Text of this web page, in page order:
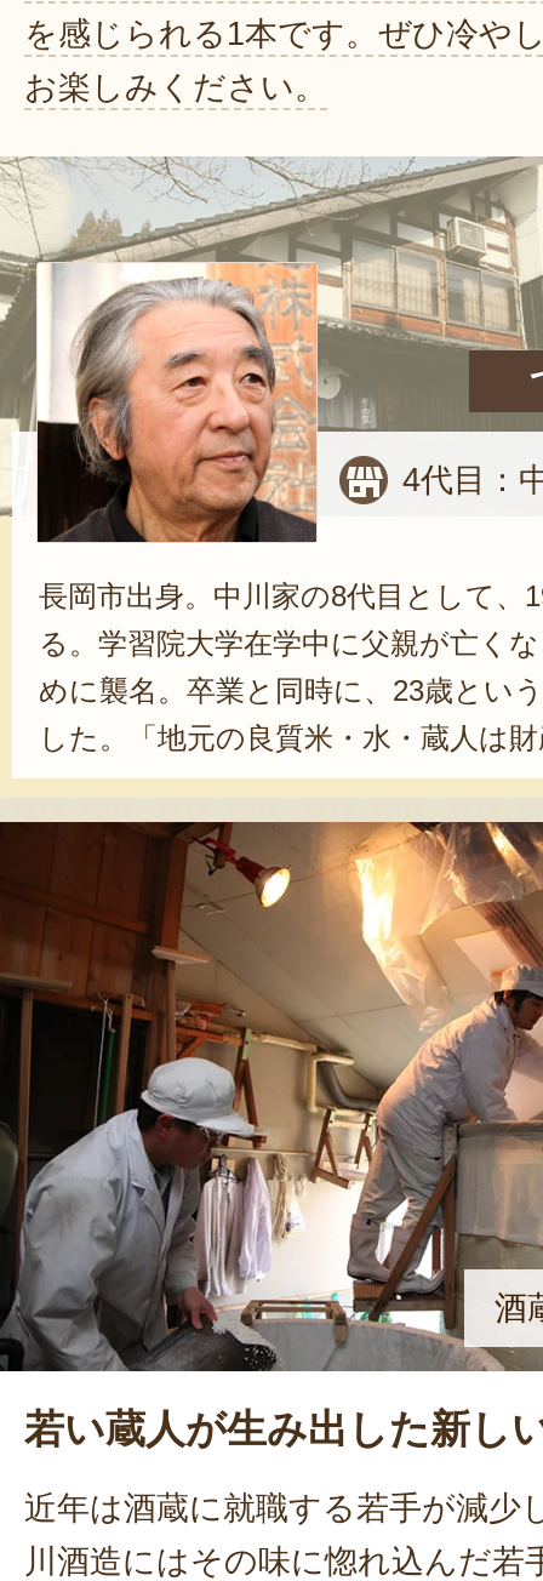
を感じられる1本です。ぜひ冷や
お楽しみください。
4代目：
長岡市出身。中川家の8代目として、
る。学習院大学在学中に父親が亡く
めに襲名。卒業と同時に、23歳とい
した。「地元の良質米・水・蔵人は
ん。4代続く酒造りの伝統を守り続け
新潟を代表するお米「コシヒカリ」
た酒造りという、新しい取り組みに
飯米での酒造りは、とても難しいと
し、中川さんは試行錯誤を重ね、多
日本酒を醸造している。
酒
若い蔵人が生み出した新し
近年は酒蔵に就職する若手が減少
川酒造にはその味に惚れ込んだ若